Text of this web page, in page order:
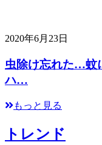
2020年6月23日
虫除け忘れた…蚊
ハ…
もっと見る
トレンド